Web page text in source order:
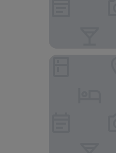
HARBR. Hotel